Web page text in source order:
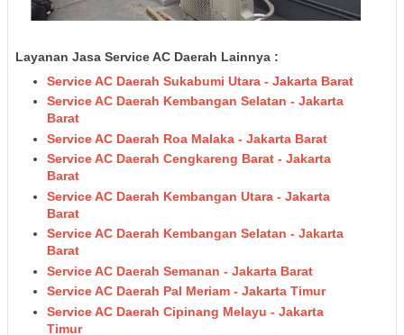
Layanan Jasa Service AC Daerah Lainnya :
Service AC Daerah Sukabumi Utara - Jakarta Barat
Service AC Daerah Kembangan Selatan - Jakarta
Barat
Service AC Daerah Roa Malaka - Jakarta Barat
Service AC Daerah Cengkareng Barat - Jakarta
Barat
Service AC Daerah Kembangan Utara - Jakarta
Barat
Service AC Daerah Kembangan Selatan - Jakarta
Barat
Service AC Daerah Semanan - Jakarta Barat
Service AC Daerah Pal Meriam - Jakarta Timur
Service AC Daerah Cipinang Melayu - Jakarta
Timur